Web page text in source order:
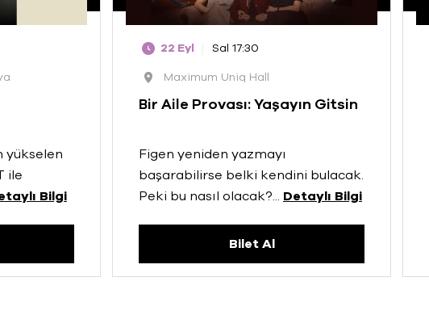
yükselen
ile
Bilgi
22 Eyl
Sal 17:30
Maximum Uniq Hall
Bir Aile Provası: Yaşayın Gitsin
Figen yeniden yazmayı
başarabilirse belki kendini bulacak.
Peki bu nasıl olacak?... Detaylı Bilgi
Bilet Al